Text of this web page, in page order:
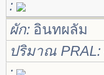
ผัก อินทผลัม
ปริมาณ PRAL